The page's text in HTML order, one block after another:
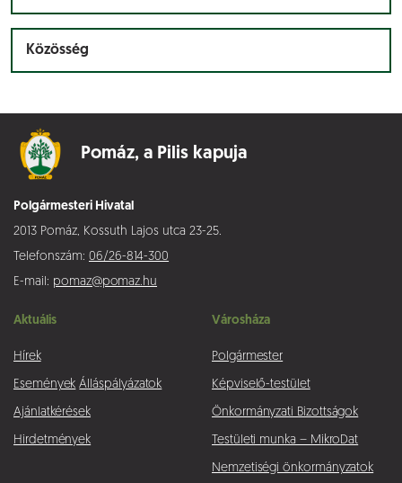
Közösség
Pomáz, a Pilis kapuja
Polgármesteri Hivatal
2013 Pomáz, Kossuth Lajos utca 23-25.
Telefonszám: 06/26-814-300
E-mail: pomaz@pomaz.hu
Aktuális
Hírek
Események Álláspályázatok
Ajánlatkérések
Hirdetmények
Városháza
Polgármester
Képviselő-testület
Önkormányzati Bizottságok
Testületi munka – MikroDat
Nemzetiségi önkormányzatok